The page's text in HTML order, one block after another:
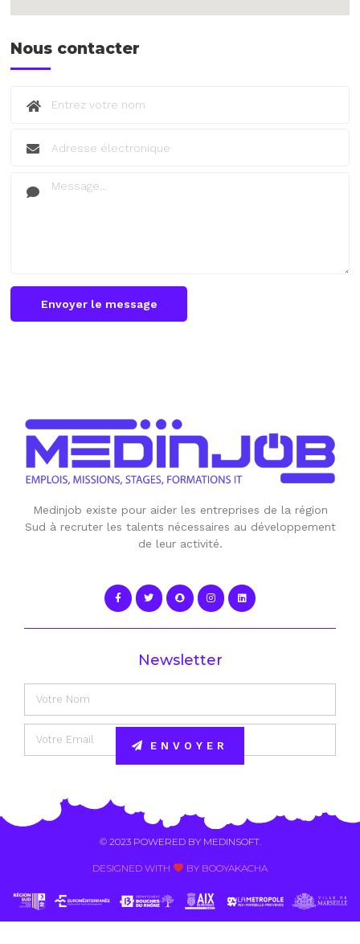
Nous contacter
Envoyer le message
Medinjob existe pour aider les entreprises de la région
Sud à recruter les talents nécessaires au développement
de leur activité.
Newsletter
ENVOYER
© 2023 POWERED BY MEDINSOFT.
DESIGNED WITH BY BOOYAKACHA​